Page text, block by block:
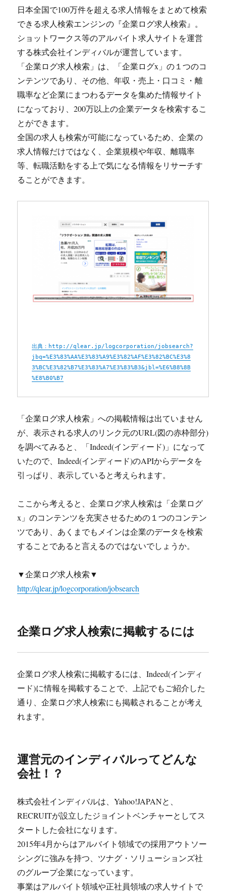
日本全国で100万件を超える求人情報をまとめて検索
できる求人検索エンジンの『企業ログ求人検索』。
ショットワークス等のアルバイト求人サイトを運営
する株式会社インディバルが運営しています。
「企業ログ求人検索」は、「企業ログx」の１つのコ
ンテンツであり、その他、年収・売上・口コミ・離
職率など企業にまつわるデータを集めた情報サイト
になっており、200万以上の企業データを検索するこ
とができます。
全国の求人も検索が可能になっているため、企業の
求人情報だけではなく、企業規模や年収、離職率
等、転職活動をする上で気になる情報をリサーチす
ることができます。
出典：http://qlear.jp/logcorporation/jobsearch?
jbq=%E3%83%AA%E3%83%A9%E3%82%AF%E3%82%BC%E3%8
3%BC%E3%82%B7%E3%83%A7%E3%83%B3&jbl=%E6%B8%8B
%E8%B0%B7
「企業ログ求人検索」への掲載情報は出ていません
が、表示される求人のリンク元のURL(図の赤枠部分)
を調べてみると、「Indeed(インディード)」になって
いたので、Indeed(インディード)のAPIからデータを
引っぱり、表示していると考えられます。
ここから考えると、企業ログ求人検索は「企業ログ
x」のコンテンツを充実させるための１つのコンテン
ツであり、あくまでもメインは企業のデータを検索
することであると言えるのではないでしょうか。
▼企業ログ求人検索▼
http://qlear.jp/logcorporation/jobsearch
企業ログ求人検索に掲載するには
企業ログ求人検索に掲載するには、Indeed(インディ
ード)に情報を掲載することで、上記でもご紹介した
通り、企業ログ求人検索にも掲載されることが考え
れます。
運営元のインディバルってどんな
会社！？
株式会社インディバルは、Yahoo!JAPANと、
RECRUITが設立したジョイントベンチャーとしてス
タートした会社になります。
2015年4月からはアルバイト領域での採用アウトソー
シングに強みを持つ、ツナグ・ソリューションズ社
のグループ企業になっています。
事業はアルバイト領域や正社員領域の求人サイトで